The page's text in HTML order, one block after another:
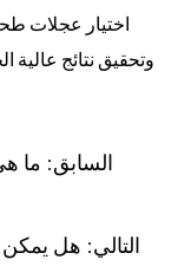
اختيار عجلات
وتحقيق نتائج عالية
السابق: ما
التالي: هل